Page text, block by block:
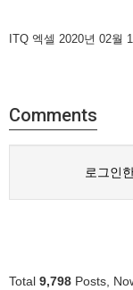
ITQ 엑셀 2020년 02월
Comments
로그인
Total 9,798 Posts,